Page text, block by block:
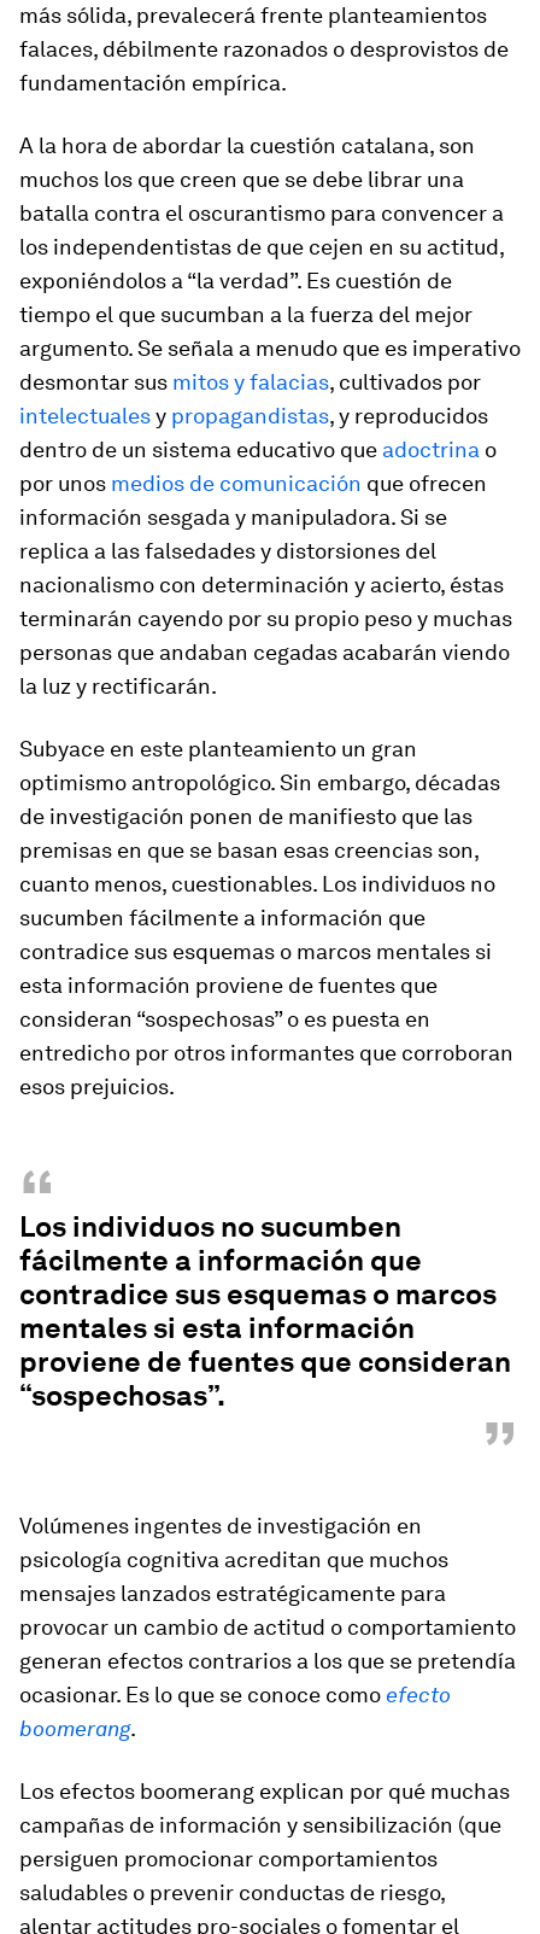
más sólida, prevalecerá frente planteamientos
falaces, débilmente razonados o desprovistos de
fundamentación empírica.
A la hora de abordar la cuestión catalana, son
muchos los que creen que se debe librar una
batalla contra el oscurantismo para convencer a
los independentistas de que cejen en su actitud,
exponiéndolos a “la verdad”. Es cuestión de
tiempo el que sucumban a la fuerza del mejor
argumento. Se señala a menudo que es imperativo
desmontar sus mitos y falacias, cultivados por
intelectualesy propagandistas, y reproducidos
dentro de un sistema educativo que adoctrina o
por unos medios de comunicación que ofrecen
información sesgada y manipuladora. Si se
replica a las falsedades y distorsiones del
nacionalismo con determinación y acierto, éstas
terminarán cayendo por su propio peso y muchas
personas que andaban cegadas acabarán viendo
la luz y rectificarán.
Subyace en este planteamiento un gran
optimismo antropológico. Sin embargo, décadas
de investigación ponen de manifiesto que las
premisas en que se basan esas creencias son,
cuanto menos, cuestionables. Los individuos no
sucumben fácilmente a información que
contradice sus esquemas o marcos mentales si
esta información proviene de fuentes que
consideran “sospechosas” o es puesta en
entredicho por otros informantes que corroboran
esos prejuicios.
“
Los individuos no sucumben
fácilmente a información que
contradice sus esquemas o marcos
mentales si esta información
proviene de fuentes que consideran
“sospechosas”.
”
Volúmenes ingentes de investigación en
psicología cognitiva acreditan que muchos
mensajes lanzados estratégicamente para
provocar un cambio de actitud o comportamiento
generan efectos contrarios a los que se pretendía
ocasionar. Es lo que se conoce como efecto
boomerang.
Los efectos boomerang explican por qué muchas
campañas de información y sensibilización (que
persiguen promocionar comportamientos
saludables o prevenir conductas de riesgo,
alentar actitudes pro-sociales o fomentar el